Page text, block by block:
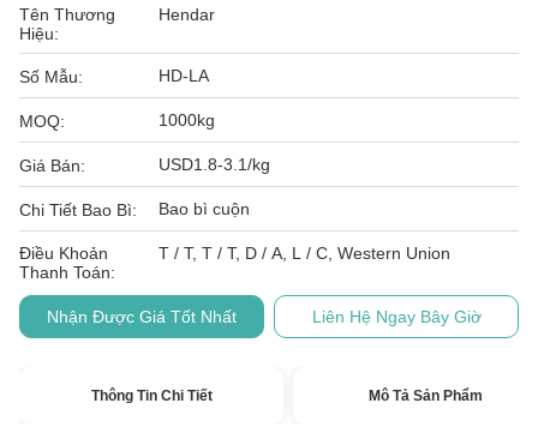
Tên Thương
Hiệu:
Hendar
Số Mẫu: HD-LA
MOQ: 1000kg
Giá Bán: USD1.8-3.1/kg
Chi Tiết Bao Bì: Bao bì cuộn
Điều Khoản
Thanh Toán:
T / T, T / T, D / A, L / C, Western Union
Nhận Được Giá Tốt Nhất Liên Hệ Ngay Bây Giờ
Thông Tin Chi Tiết Mô Tả Sản Phẩm